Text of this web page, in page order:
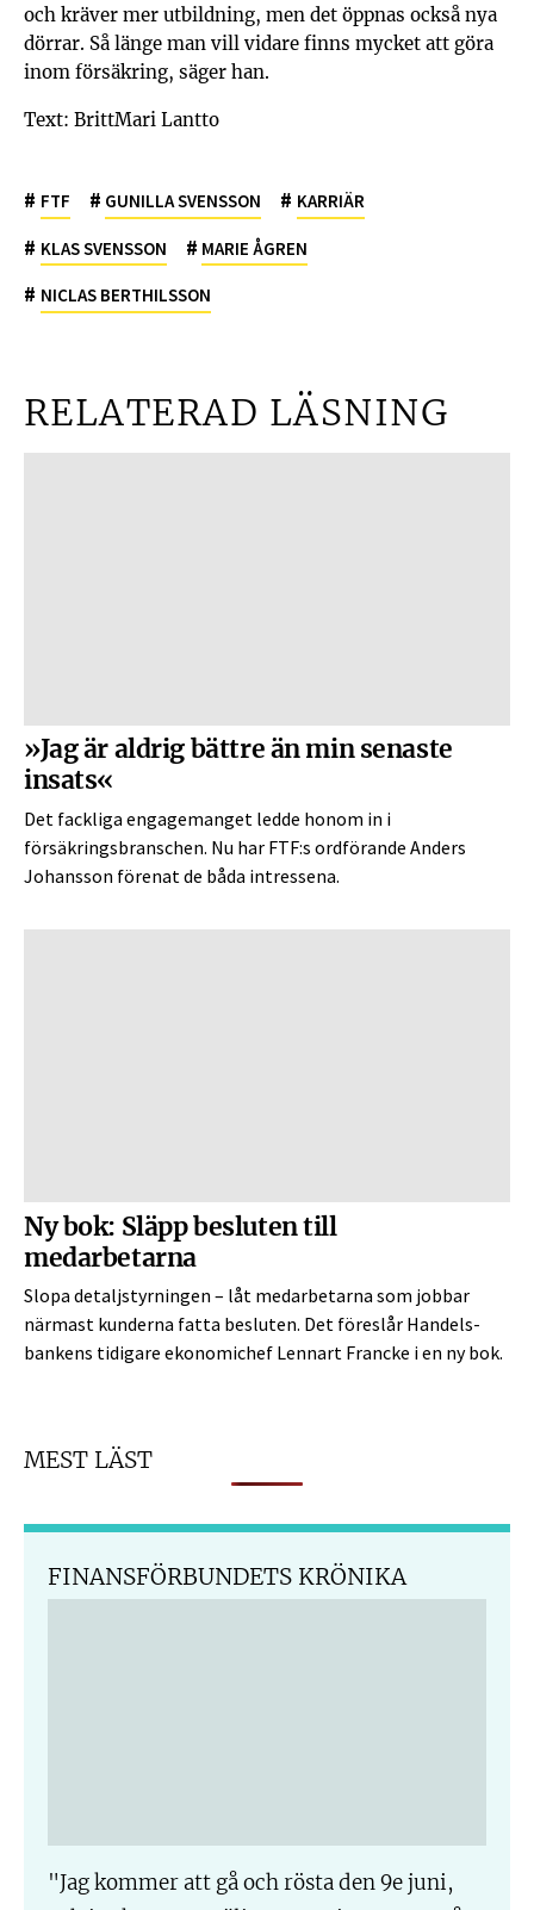
och kräver mer utbildning, men det öppnas också nya
dörrar. Så länge man vill vidare finns mycket att göra
inom försäkring, säger han.
Text: BrittMari Lantto
# FTF # GUNILLA SVENSSON # KARRIÄR
# KLAS SVENSSON # MARIE ÅGREN
# NICLAS BERTHILSSON
RELATERAD LÄSNING
»Jag är aldrig bättre än min senaste
insats«
Det fackliga engagemanget ledde honom in i
försäkringsbranschen. Nu har FTF:s ordförande Anders
Johansson förenat de båda intressena.
Ny bok: Släpp besluten till
medarbetarna
Slopa detaljstyrningen – låt medarbetarna som jobbar
närmast kunderna fatta besluten. Det föreslår Handels­
bankens tidigare ekonomichef Lennart Francke i en ny bok.
MEST LÄST
FINANSFÖRBUNDETS KRÖNIKA
"Jag kommer att gå och rösta den 9e juni,